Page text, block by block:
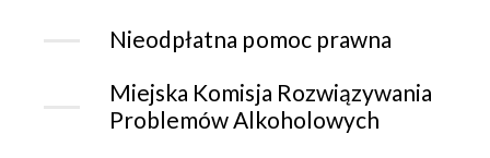
Nieodpłatna pomoc prawna
Miejska Komisja Rozwiązywania
Problemów Alkoholowych